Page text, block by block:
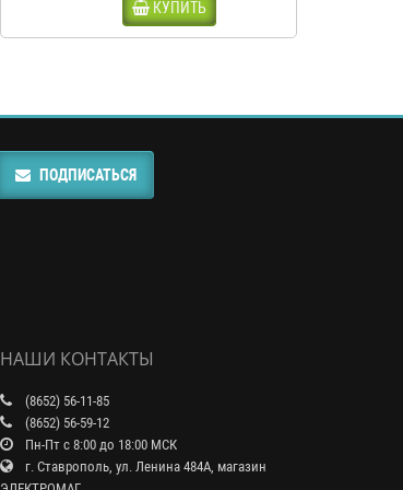
КУПИТЬ
ПОДПИСАТЬСЯ
НАШИ КОНТАКТЫ
(8652) 56-11-85
(8652) 56-59-12
Пн-Пт с 8:00 до 18:00 МСК
г. Ставрополь, ул. Ленина 484А, магазин